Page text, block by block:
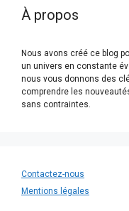
À propos
Nous avons créé ce blog
un univers en constante
nous vous donnons des
comprendre les
sans contraintes.
Contactez-nous
Mentions légales